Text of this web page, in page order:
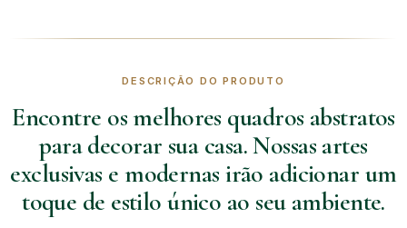
DESCRIÇÃO DO PRODUTO
Encontre os melhores quadros abstratos
para decorar sua casa. Nossas artes
exclusivas e modernas irão adicionar um
toque de estilo único ao seu ambiente.